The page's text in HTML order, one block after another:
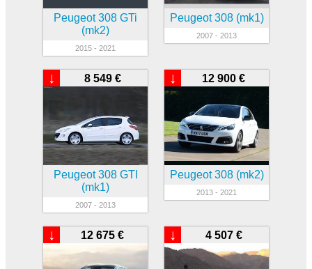
Peugeot 308 GTi
(mk2)
2015 - 2021
Peugeot 308 (mk1)
2007 - 2013
8 549 €
↓
Peugeot 308 GTI
(mk1)
2007 - 2013
12 900 €
↓
Peugeot 308 (mk2)
2013 - 2021
12 675 €
↓ 4 507 €
↓